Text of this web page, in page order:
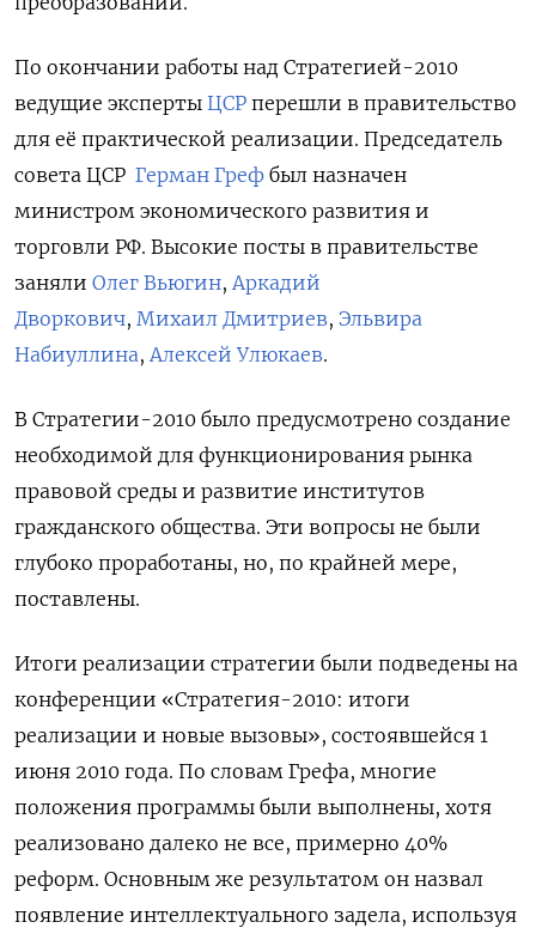
По окончании работы над Стратегией-2010
ведущие эксперты ЦСР перешли в правительство
для её практической реализации. Председатель
совета ЦСР Герман Греф был назначен
министром экономического развития и
торговли РФ. Высокие посты в правительстве
заняли Олег Вьюгин, Аркадий
Дворкович, Михаил Дмитриев, Эльвира
Набиуллина, Алексей Улюкаев.
В Стратегии-2010 было предусмотрено создание
необходимой для функционирования рынка
правовой среды и развитие институтов
гражданского общества. Эти вопросы не были
глубоко проработаны, но, по крайней мере,
поставлены.
Итоги реализации стратегии были подведены на
конференции «Стратегия-2010: итоги
реализации и новые вызовы», состоявшейся 1
июня 2010 года. По словам Грефа, многие
положения программы были выполнены, хотя
реализовано далеко не все, примерно 40%
реформ. Основным же результатом он назвал
появление интеллектуального задела, используя